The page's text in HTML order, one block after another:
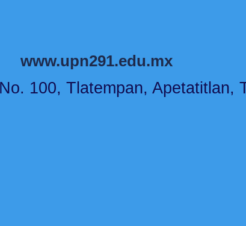
www.upn291.edu.mx
100, Tlatempan, Apetatitlan,